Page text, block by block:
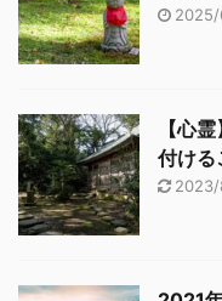
【心
付ける